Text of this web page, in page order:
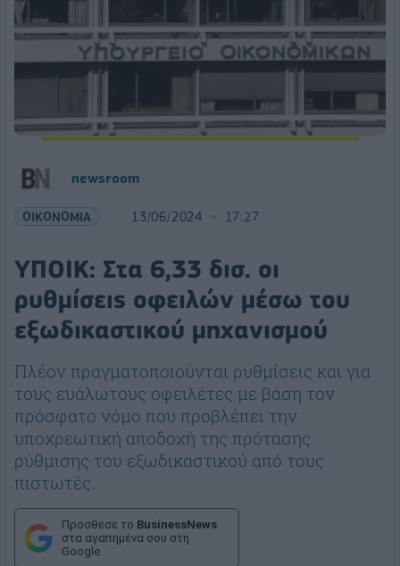
newsroom
ΟΙΚΟΝΟΜΙΑ 13/06/2024 17:27
ΥΠΟΙΚ: Στα 6,33 δισ. οι
ρυθμίσεις οφειλών μέσω του
εξωδικαστικού μηχανισμού
Πλέον πραγματοποιούνται ρυθμίσεις και για
τους ευάλωτους οφειλέτες με βάση τον
πρόσφατο νόμο που προβλέπει την
υποχρεωτική αποδοχή της πρότασης
ρύθμισης του εξωδικαστικού από τους
πιστωτές.
Πρόσθεσε το BusinessNews
στα αγαπημένα σου στη
Google